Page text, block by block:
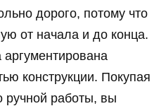
дорого, потому что
от начала и до конца.
конструкции. Покупая
ручной работы, вы